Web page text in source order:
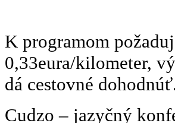
K programom
0,33eura/kilometer,
dá cestovné
Cudzo – jazyčný